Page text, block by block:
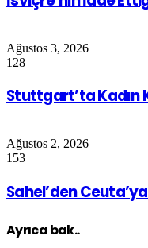
Ağustos 3, 2026
128
Stuttgart’ta Kadın
Ağustos 2, 2026
153
Sahel’den
Ayrıca bak..